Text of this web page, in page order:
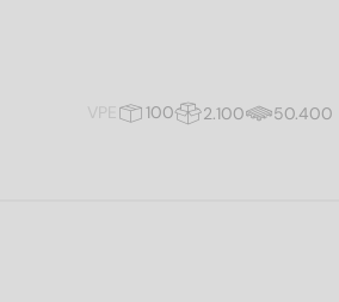
VPE
100 2.100 50.400